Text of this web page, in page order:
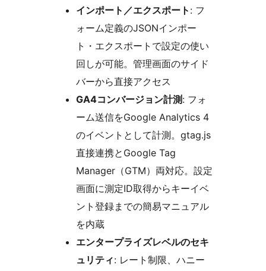
インポート／エクスポート : フ
ォーム定義のJSONインポー
ト・エクスポートで設定の使い
回しが可能。管理画面のサイド
バーから直接アクセス
GA4コンバージョン計測 : フォ
ーム送信をGoogle Analytics 4
のイベントとして計測。gtag.js
直接連携とGoogle Tag
Manager（GTM）両対応。設定
画面に測定ID取得からキーイベ
ント登録までの簡易マニュアル
を内蔵
エンタープライズレベルのセキ
ュリティ: レート制限、ハニー